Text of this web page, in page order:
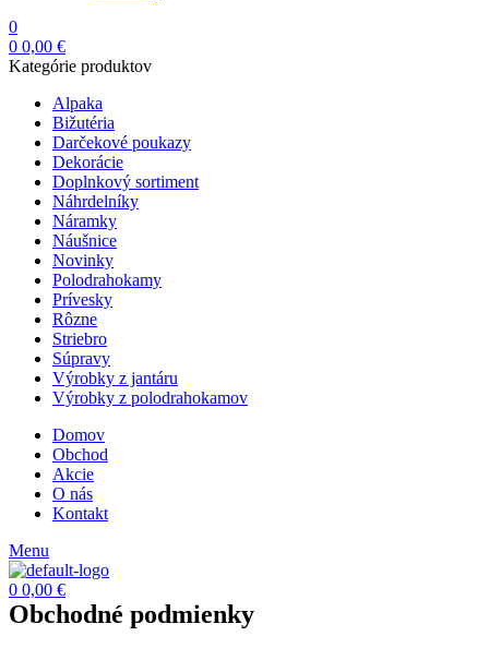
0
0 0,00 €
Kategórie produktov
Alpaka
Bižutéria
Darčekové poukazy
Dekorácie
Doplnkový sortiment
Náhrdelníky
Náramky
Náušnice
Novinky
Polodrahokamy
Prívesky
Rôzne
Striebro
Súpravy
Výrobky z jantáru
Výrobky z polodrahokamov
Domov
Obchod
Akcie
O nás
Kontakt
Menu
0 0,00 €
Obchodné podmienky